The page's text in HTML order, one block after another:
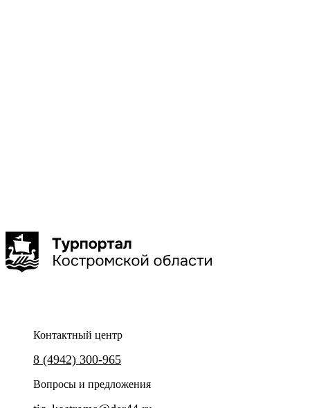
Контактный центр
8 (4942) 300-965
Вопросы и предложения